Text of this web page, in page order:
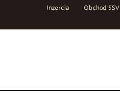
Inzercia Obchod SSV